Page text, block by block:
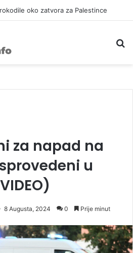
oko zatvora za Palestince
za napad na
u
8 Augusta, 2024 0 Prije minut